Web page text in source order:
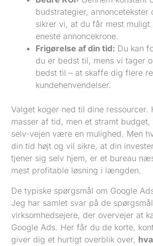
budstrategier, annoncetekster
sikrer vi, at du får mest muligt
eneste annoncekrone.
Frigørelse af din tid: Du kan
du er bedst til, mens vi tager
bedst til – at skaffe dig flere
kundehenvendelser.
Valget koger ned til dine ressourcer.
masser af tid, men et stramt
selv-vejen være en mulighed. Men
din tid højt og vil sikre, at din
tjener sig selv hjem, er et bureau
mest profitable løsning i længden.
De typiske spørgsmål om Google
Jeg har samlet svar på de
virksomhedsejere, der overvejer at
Google Ads. Her får du de korte,
giver dig et hurtigt overblik over,